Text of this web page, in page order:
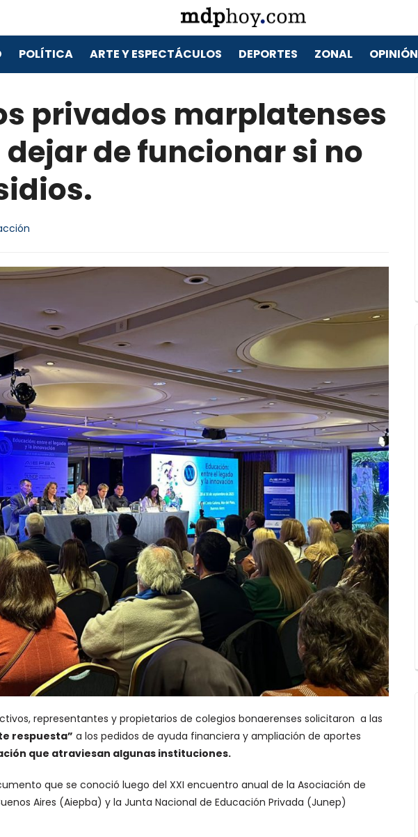
POLÍTICA ARTE Y ESPECTÁCULOS DEPORTES ZONAL OPINIÓN
privados marplatenses
de funcionar si no
representantes y propietarios de colegios bonaerenses solicitaron a las
respuesta” a los pedidos de ayuda financiera y ampliación de aportes
que atraviesan algunas instituciones.
que se conoció luego del XXI encuentro anual de la Asociación de
Aires (Aiepba) y la Junta Nacional de Educación Privada (Junep)